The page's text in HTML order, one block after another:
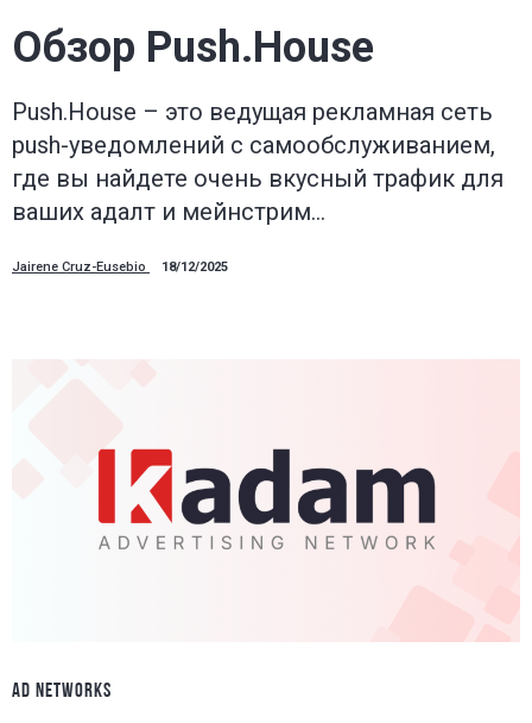
way.
Mobidea
Academy
is
marketing
be
Обзор Push.House
Push.House – это ведущая рекламная сеть
push-уведомлений с самообслуживанием,
где вы найдете очень вкусный трафик для
ваших адалт и мейнстрим…
Jairene Cruz-Eusebio 18/12/2025
AD NETWORKS